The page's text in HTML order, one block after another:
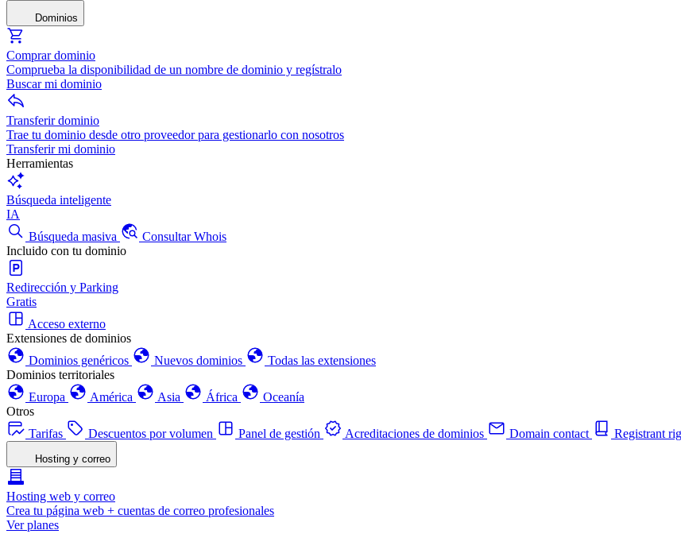
Dominios
Comprar dominio
Comprueba la disponibilidad de un nombre de dominio y regístralo
Buscar mi dominio
Transferir dominio
Trae tu dominio desde otro proveedor para gestionarlo con nosotros
Transferir mi dominio
Herramientas
Búsqueda inteligente
IA
Búsqueda masiva
Consultar Whois
Incluido con tu dominio
Redirección y Parking
Gratis
Acceso externo
Extensiones de dominios
Dominios genéricos
Nuevos dominios
Todas las extensiones
Dominios territoriales
Europa
América Asia África
Oceanía
Otros
Tarifas
Descuentos por volumen Panel de gestión Acreditaciones de dominios Domain contact Registrant
Hosting y correo
Hosting web y correo
Crea tu página web + cuentas de correo profesionales
Ver planes